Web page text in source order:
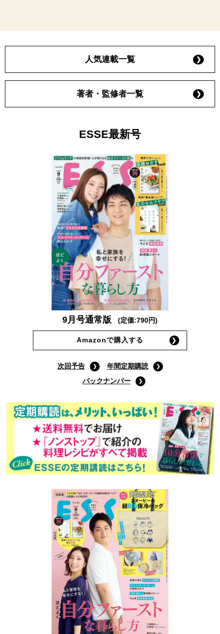
人気連載一覧
著者・監修者一覧
ESSE最新号
9月号通常版 (定価:790円)
Amazonで購入する
次回予告
年間定期購読
バックナンバー